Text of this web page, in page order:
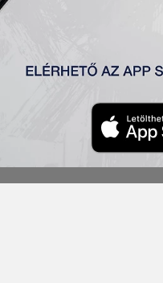
FK
(Pejić 64′) –